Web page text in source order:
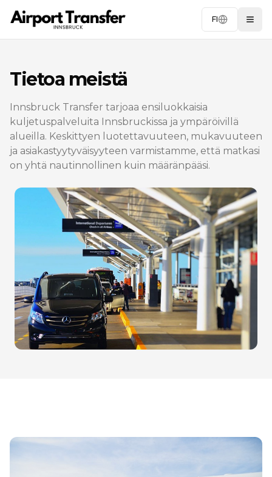
FI
Tietoa meistä
Innsbruck Transfer tarjoaa ensiluokkaisia
kuljetuspalveluita Innsbruckissa ja ympäröivillä
alueilla. Keskittyen luotettavuuteen, mukavuuteen
ja asiakastyytyväisyyteen varmistamme, että matkasi
on yhtä nautinnollinen kuin määränpääsi.